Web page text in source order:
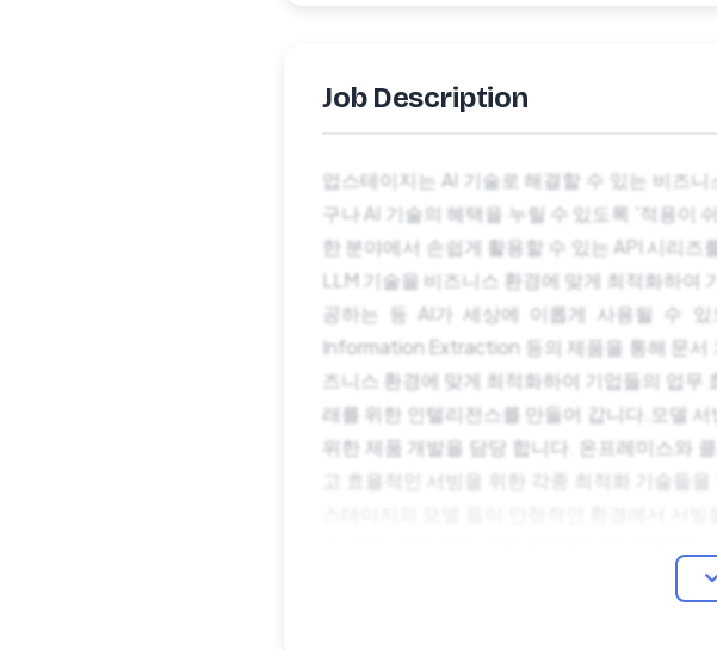
Job Description
업스테이지는 AI 기술로 해결할 수 있는 비즈
구나 AI 기술의 혜택을 누릴 수 있도록 '적용이
한 분야에서 손쉽게 활용할 수 있는 API 시리
LLM 기술을 비즈니스 환경에 맞게 최적화하여
공하는 등 AI가 세상에 이롭게 사용될 수
Information Extraction 등의 제품을 통해 문서
즈니스 환경에 맞게 최적화하여 기업들의 업무
래를 위한 인텔리전스를 만들어 갑니다.모델
위한 제품 개발을 담당 합니다. 온프레미스와
고 효율적인 서빙을 위한 각종 최적화 기술들
Solar LLM 과 Document AI 의 API Layer 개발